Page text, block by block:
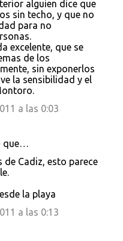
alguien dice que
sin techo, y que no
para no
excelente, que se
de los
sin exponerlos
la sensibilidad y el
a las 0:03
que…
Cadiz, esto parece
la playa
a las 0:13